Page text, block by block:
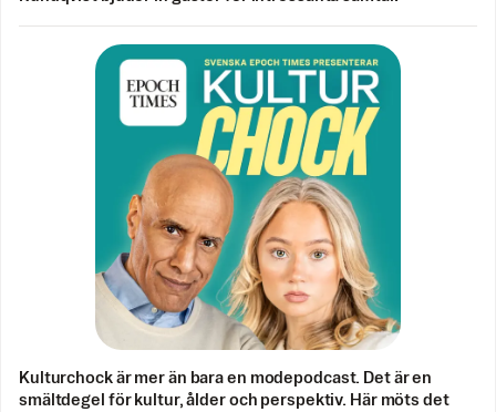
Kulturchock är mer än bara en modepodcast. Det är en
smältdegel för kultur, ålder och perspektiv. Här möts det